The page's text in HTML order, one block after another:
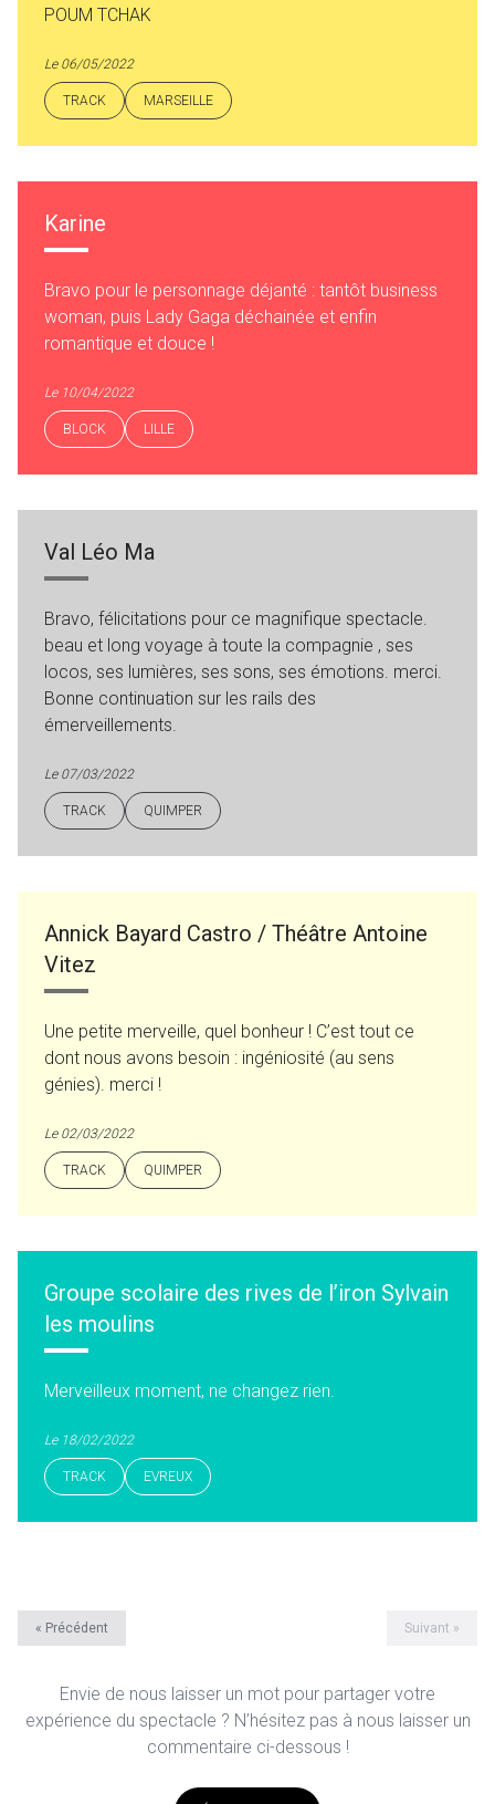
POUM TCHAK
Le 06/05/2022
TRACK MARSEILLE
Karine
Bravo pour le personnage déjanté : tantôt business
woman, puis Lady Gaga déchainée et enfin
romantique et douce !
Le 10/04/2022
BLOCK LILLE
Val Léo Ma
Bravo, félicitations pour ce magnifique spectacle.
beau et long voyage à toute la compagnie , ses
locos, ses lumières, ses sons, ses émotions. merci.
Bonne continuation sur les rails des
émerveillements.
Le 07/03/2022
TRACK QUIMPER
Annick Bayard Castro / Théâtre Antoine
Vitez
Une petite merveille, quel bonheur ! C’est tout ce
dont nous avons besoin : ingéniosité (au sens
génies). merci !
Le 02/03/2022
TRACK QUIMPER
Groupe scolaire des rives de l’iron Sylvain
les moulins
Merveilleux moment, ne changez rien.
Le 18/02/2022
TRACK EVREUX
« Précédent Suivant »
Envie de nous laisser un mot pour partager votre
expérience du spectacle ? N’hésitez pas à nous laisser un
commentaire ci-dessous !